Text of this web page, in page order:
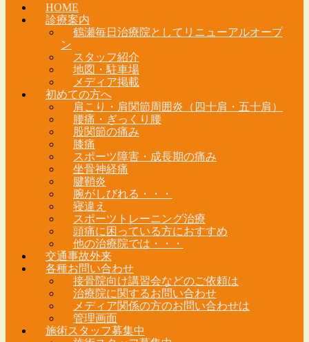
HOME
診療案内
鶴瀬毎日治療院としてリニューアルオープ
ン
スタッフ紹介
地図・駐車場
メディア掲載
初めての方へ
肩こり・肩関節周囲炎（四十肩・五十肩）
腰痛・ぎっくり腰
股関節の痛み
膝痛
スポーツ障害・成長期の痛み
坐骨神経痛
腱鞘炎
腕がしびれる・・・
寝違え
スポーツトレーニング治療
頭痛に困っている方におすすめ
他の治療院では・・・
交通事故外来
各種お問い合わせ
接骨院向け講習会などのご依頼は
治療院に関するお問い合わせ
メディア関係の方のお問い合わせは
管理画面
施術スタッフ募集中